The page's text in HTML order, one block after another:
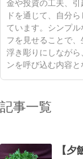
金や投資の工夫、
ドを通じて、自分
ています。シンプ
フを見せることで
浮き彫りにしなが
ンを呼び込む内容と
記事一覧
【